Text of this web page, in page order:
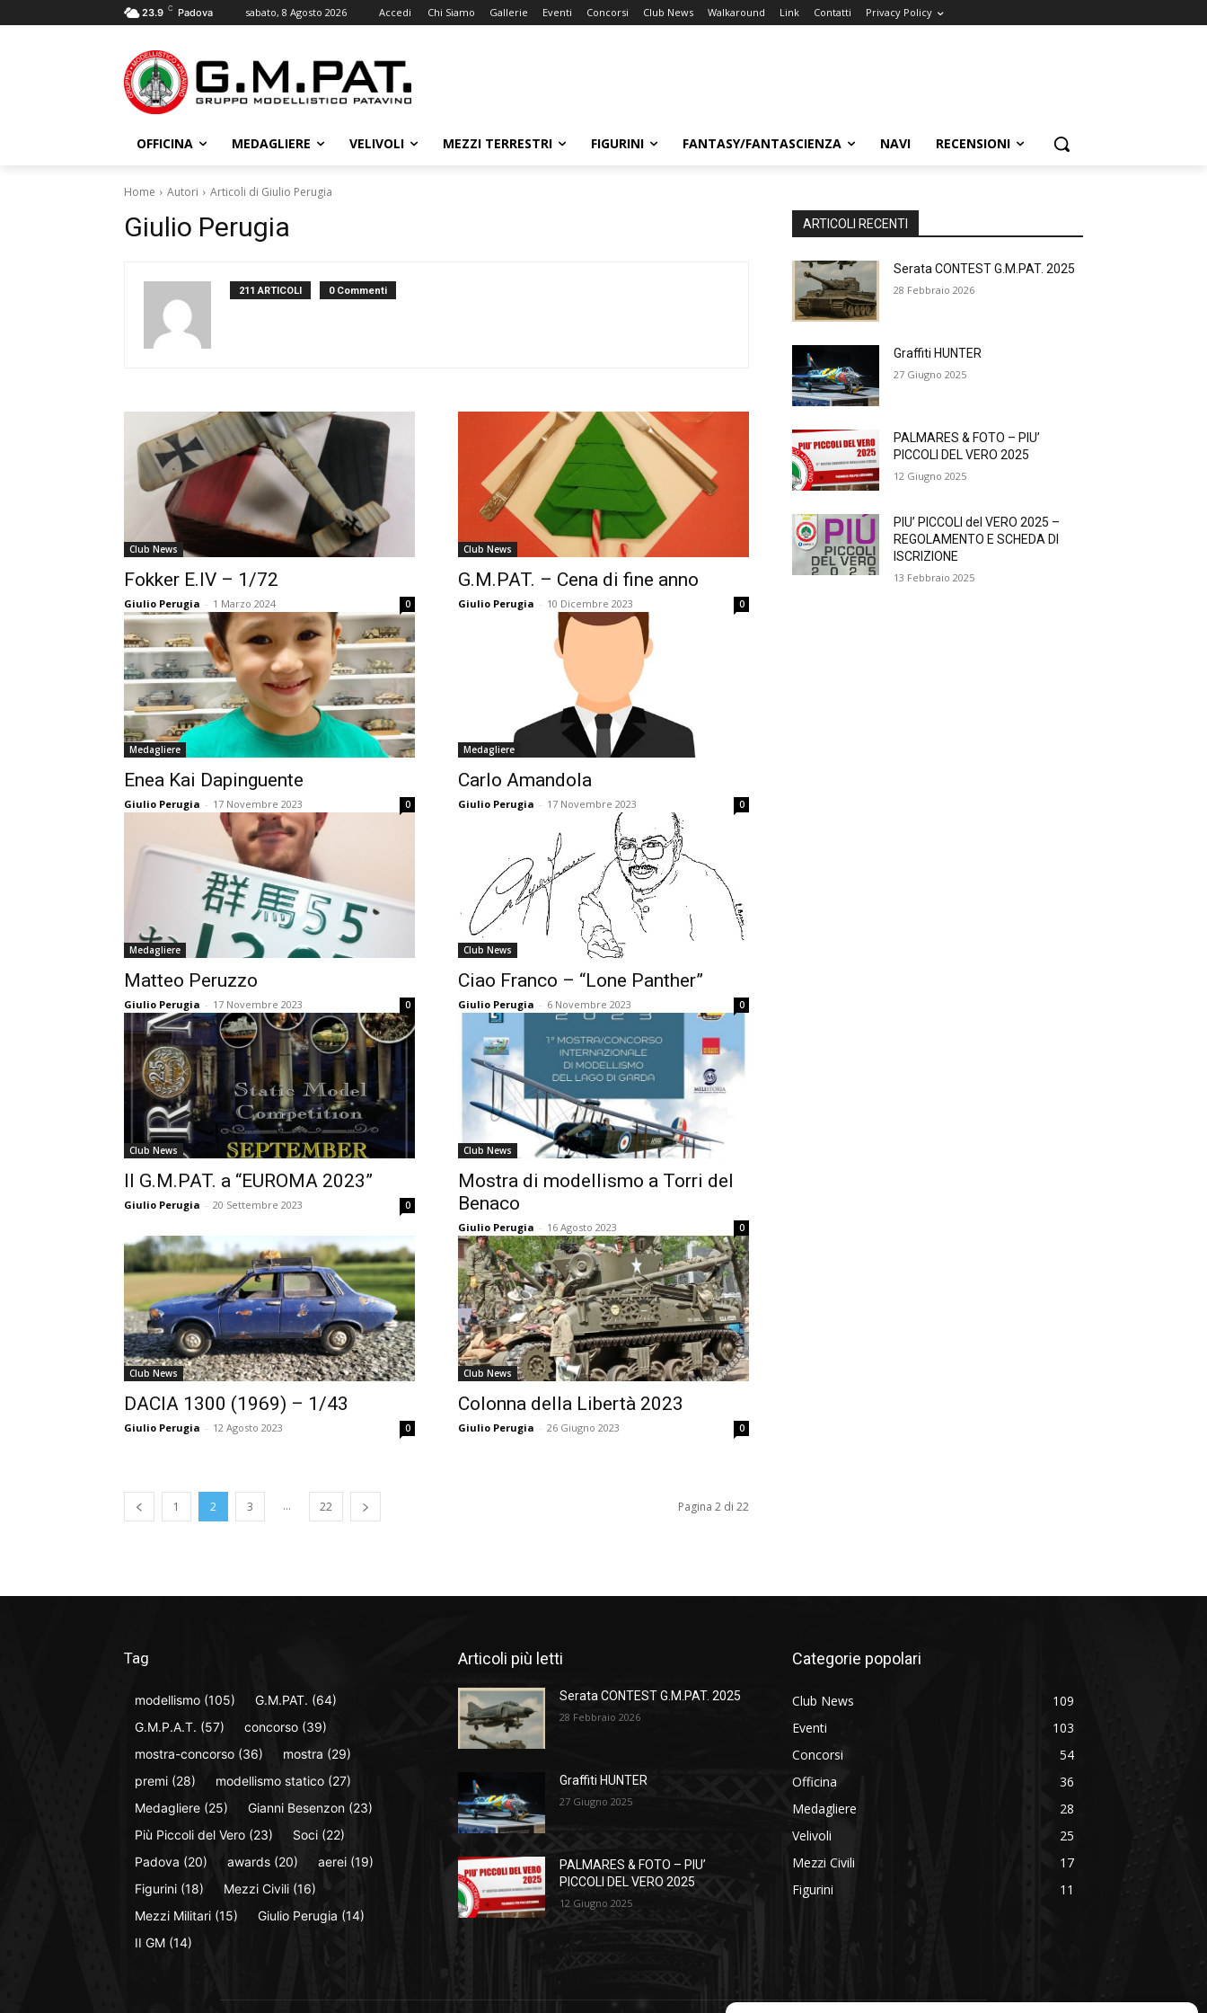
23.9 C Padova sabato, 8 Agosto 2026 Accedi Chi Siamo Gallerie Eventi Concorsi Club News Walkaround Link Contatti Privacy Policy
OFFICINA MEDAGLIERE VELIVOLI MEZZI TERRESTRI FIGURINI FANTASY/FANTASCIENZA NAVI RECENSIONI
Home Autori Articoli di Giulio Perugia
Giulio Perugia
211 ARTICOLI 0 Commenti
Club News
Fokker E.IV – 1/72
Giulio Perugia - 1 Marzo 2024 0
Club News
G.M.PAT. – Cena di fine anno
Giulio Perugia - 10 Dicembre 2023 0
Medagliere
Enea Kai Dapinguente
Giulio Perugia - 17 Novembre 2023 0
Medagliere
Carlo Amandola
Giulio Perugia - 17 Novembre 2023 0
Medagliere
Matteo Peruzzo
Giulio Perugia - 17 Novembre 2023 0
Club News
Ciao Franco – “Lone Panther”
Giulio Perugia - 6 Novembre 2023 0
Club News
Il G.M.PAT. a “EUROMA 2023”
Giulio Perugia - 20 Settembre 2023 0
Club News
Mostra di modellismo a Torri del
Benaco
Giulio Perugia - 16 Agosto 2023 0
Club News
DACIA 1300 (1969) – 1/43
Giulio Perugia - 12 Agosto 2023 0
Club News
Colonna della Libertà 2023
Giulio Perugia - 26 Giugno 2023 0
1 2 3 ... 22 Pagina 2 di 22
ARTICOLI RECENTI
Serata CONTEST G.M.PAT. 2025
28 Febbraio 2026
Graffiti HUNTER
27 Giugno 2025
PALMARES & FOTO – PIU’
PICCOLI DEL VERO 2025
12 Giugno 2025
PIU’ PICCOLI del VERO 2025 –
REGOLAMENTO E SCHEDA DI
ISCRIZIONE
13 Febbraio 2025
Tag
modellismo (105) G.M.PAT. (64)
G.M.P.A.T. (57) concorso (39)
mostra-concorso (36) mostra (29)
premi (28) modellismo statico (27)
Medagliere (25) Gianni Besenzon (23)
Più Piccoli del Vero (23) Soci (22)
Padova (20) awards (20) aerei (19)
Figurini (18) Mezzi Civili (16)
Mezzi Militari (15) Giulio Perugia (14)
II GM (14)
Articoli più letti
Serata CONTEST G.M.PAT. 2025
28 Febbraio 2026
Graffiti HUNTER
27 Giugno 2025
PALMARES & FOTO – PIU’
PICCOLI DEL VERO 2025
12 Giugno 2025
Categorie popolari
Club News
109
Eventi
103
Concorsi
54
Officina
36
Medagliere
28
Velivoli
25
Mezzi Civili
17
Figurini
11